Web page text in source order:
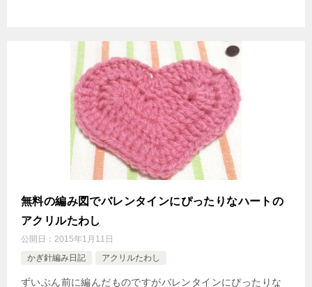
無料の編み図でバレンタインにぴったりなハートの
アクリルたわし
公開日： 2015年1月11日
かぎ針編み日記
アクリルたわし
ずいぶん前に編んだものですがバレンタインにぴったりな